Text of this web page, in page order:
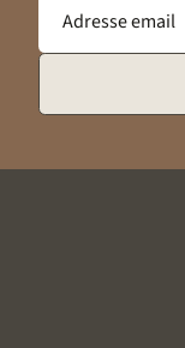
Adresse email